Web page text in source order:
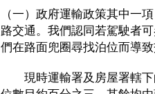
（一）政府運輸政策其中一
路交通。我們認同若駕駛者
們在路面兜圈尋找泊位而導
現時運輸署及房屋署轄下